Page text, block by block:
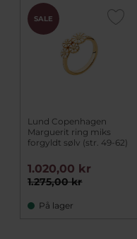
SALE
Lund Copenhagen
Marguerit ring miks
forgyldt sølv (str. 49-62)
1.275,00 kr
1.020,00 kr
På lager